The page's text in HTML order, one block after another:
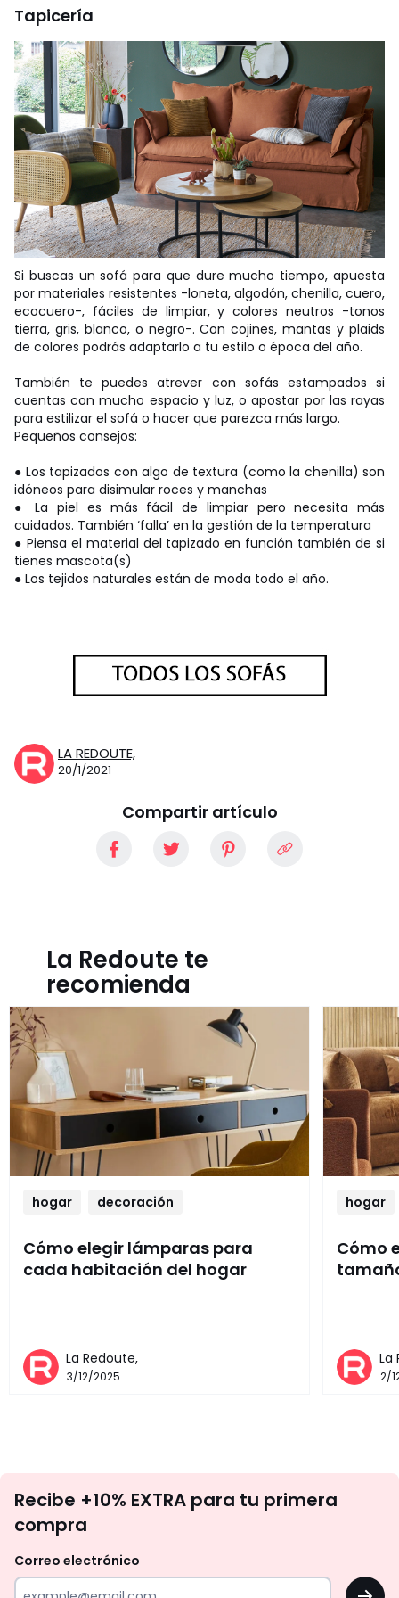
Tapicería
Si buscas un sofá para que dure mucho tiempo, apuesta
por materiales resistentes -loneta, algodón, chenilla, cuero,
ecocuero-, fáciles de limpiar, y colores neutros -tonos
tierra, gris, blanco, o negro-. Con cojines, mantas y plaids
de colores podrás adaptarlo a tu estilo o época del año.
También te puedes atrever con sofás estampados si
cuentas con mucho espacio y luz, o apostar por las rayas
para estilizar el sofá o hacer que parezca más largo.
Pequeños consejos:
● Los tapizados con algo de textura (como la chenilla) son
idóneos para disimular roces y manchas
●
La piel es más fácil de limpiar pero necesita más
cuidados. También ‘falla’ en la gestión de la temperatura
● Piensa el material del tapizado en función también de si
tienes mascota(s)
● Los tejidos naturales están de moda todo el año.
LA REDOUTE,
20/1/2021
Compartir artículo
La Redoute te
recomienda
hogar decoración
Cómo elegir lámparas para
cada habitación del hogar
La Redoute,
3/12/2025
hogar
Cómo
La
2/
te
tu
Recibe +10% EXTRA para tu primera
compra
Correo electrónico
OK